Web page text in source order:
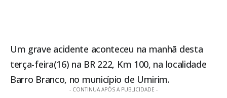
Um grave acidente aconteceu na manhã desta
terça-feira(16) na BR 222, Km 100, na localidade
Barro Branco, no município de Umirim.
- CONTINUA APÓS A PUBLICIDADE -